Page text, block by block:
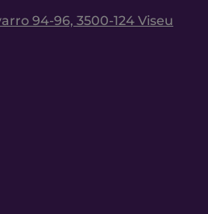
94-96, 3500-124 Viseu